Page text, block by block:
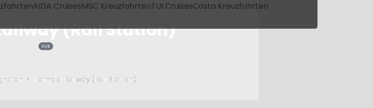
AIDA CruisesMSC KreuzfahrtenTUI CruisesCosta Kreuzfahrten
(Rail Station)
XUE
Heimdal Railway (Rail Station)